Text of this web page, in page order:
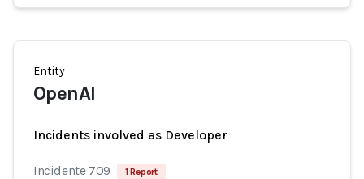
Entity
OpenAI
Incidents involved as Developer
Incidente 709 1 Report